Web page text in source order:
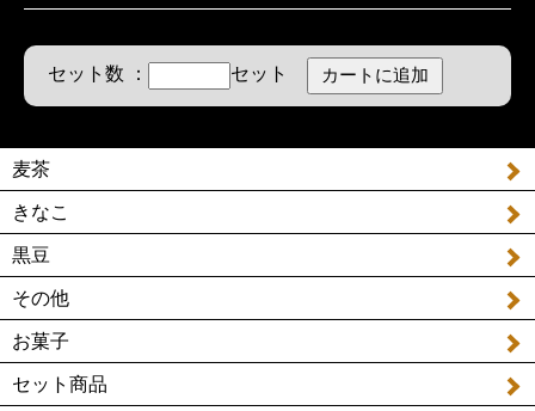
セット数 ： セット
麦茶
きなこ
黒豆
その他
お菓子
セット商品